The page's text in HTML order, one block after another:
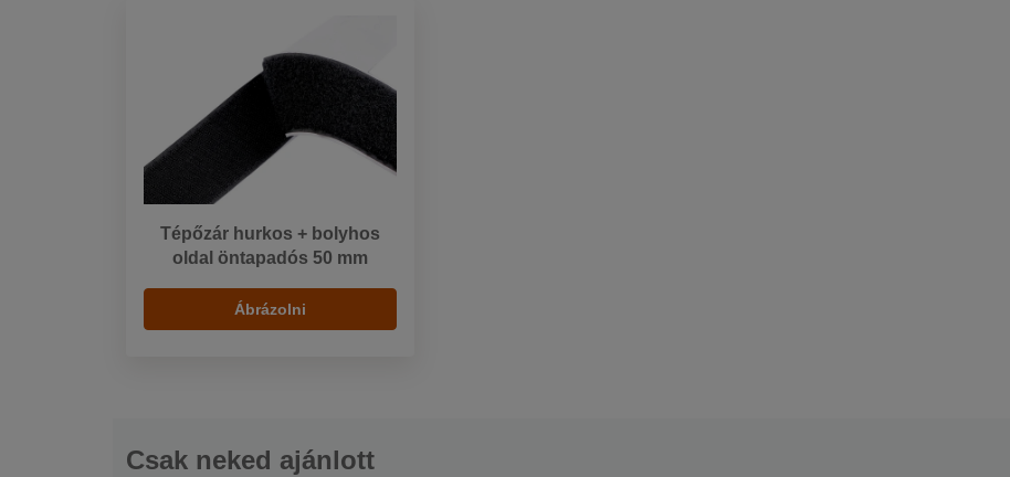
Tépőzár hurkos + bolyhos
oldal öntapadós 50 mm
Ábrázolni
Csak neked ajánlott